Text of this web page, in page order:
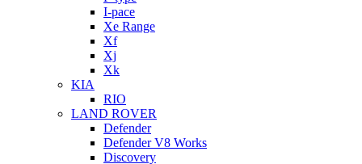
I-pace
Xe Range
Xf
Xj
Xk
KIA
RIO
LAND ROVER
Defender
Defender V8 Works
Discovery